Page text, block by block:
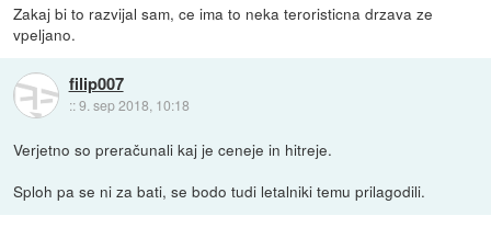
Zakaj bi to razvijal sam, ce ima to neka teroristicna drzava ze
vpeljano.
filip007
::9. sep 2018, 10:18
Verjetno so preračunali kaj je ceneje in hitreje.
Sploh pa se ni za bati, se bodo tudi letalniki temu prilagodili.